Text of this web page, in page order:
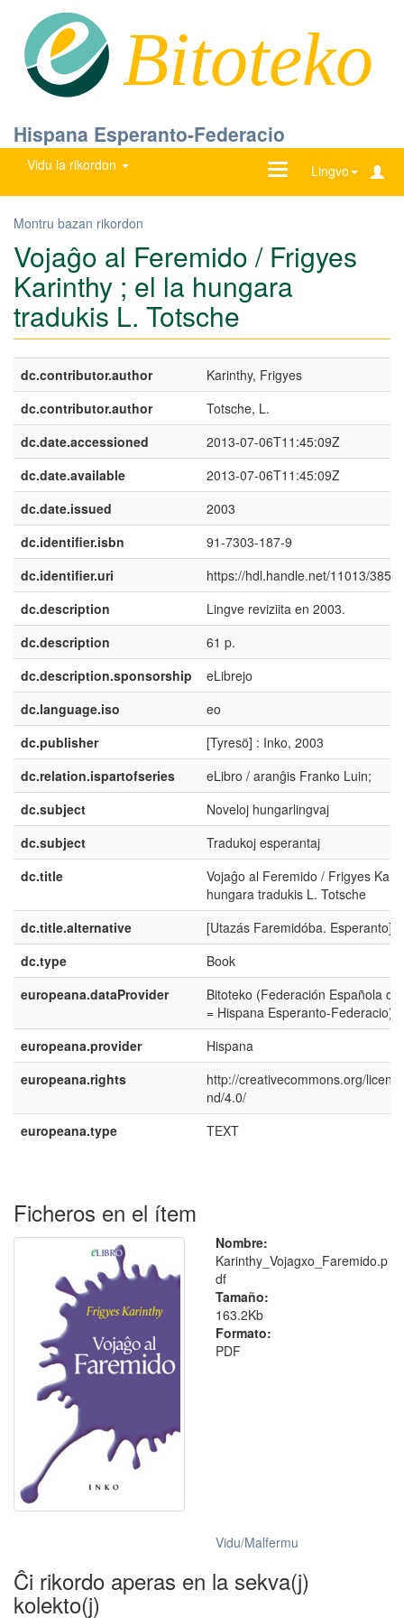
Bitoteko
Hispana Esperanto-Federacio
Vidu la rikordon Lingvo
Ŝanĝu
Montru bazan rikordon
Vojaĝo al Feremido / Frigyes
Karinthy ; el la hungara
tradukis L. Totsche
dc.contributor.author
Karinthy, Frigyes
dc.contributor.author
Totsche, L.
dc.date.accessioned
2013-07-06T11:45:09Z
dc.date.available
2013-07-06T11:45:09Z
dc.date.issued
2003
dc.identifier.isbn
91-7303-187-9
dc.identifier.uri
https://hdl.handle.net/11013/3851
dc.description
Lingve reviziita en 2003.
dc.description
61 p.
dc.description.sponsorship
eLibrejo
dc.language.iso
eo
dc.publisher
[Tyresö] : Inko, 2003
dc.relation.ispartofseries
eLibro / aranĝis Franko Luin;
dc.subject
Noveloj hungarlingvaj
dc.subject
Tradukoj esperantaj
dc.title
Vojaĝo al Feremido / Frigyes
hungara tradukis L. Totsche
dc.title.alternative
[Utazás Faremidóba. Esperanto]
dc.type
Book
europeana.dataProvider
Bitoteko (Federación Española
= Hispana Esperanto-Federacio)
europeana.provider
Hispana
europeana.rights
http://creativecommons.org/
nd/4.0/
europeana.type
TEXT
Ficheros en el ítem
Nombre:
Karinthy_Vojagxo_Faremido.p
df
Tamaño:
163.2Kb
Formato:
PDF
Vidu/Malfermu
Ĉi rikordo aperas en la sekva(j)
kolekto(j)